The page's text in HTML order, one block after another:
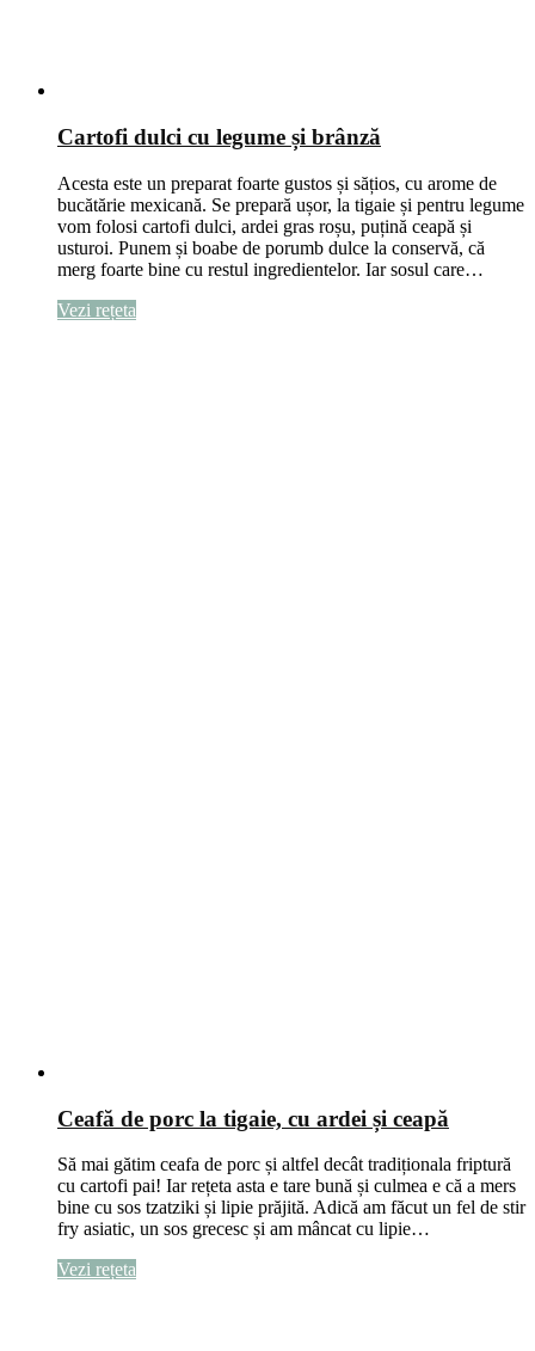
Cartofi dulci cu legume și brânză
Acesta este un preparat foarte gustos și sățios, cu arome de
bucătărie mexicană. Se prepară ușor, la tigaie și pentru legume
vom folosi cartofi dulci, ardei gras roșu, puțină ceapă și
usturoi. Punem și boabe de porumb dulce la conservă, că
merg foarte bine cu restul ingredientelor. Iar sosul care…
Vezi rețeta
Ceafă de porc la tigaie, cu ardei și ceapă
Să mai gătim ceafa de porc și altfel decât tradiționala friptură
cu cartofi pai! Iar rețeta asta e tare bună și culmea e că a mers
bine cu sos tzatziki și lipie prăjită. Adică am făcut un fel de stir
fry asiatic, un sos grecesc și am mâncat cu lipie…
Vezi rețeta